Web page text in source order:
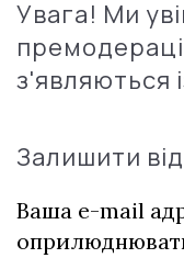
Увага! Ми
з'являються
Залишити
Ваша e-mail